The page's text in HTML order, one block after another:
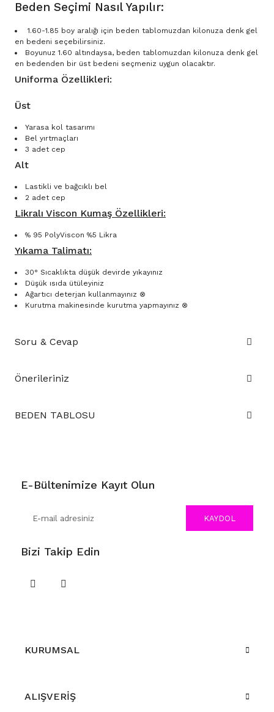
Beden Seçimi Nasıl Yapılır:
1.60-1.85 boy aralığı için beden tablomuzdan kilonuza denk gel
en bedeni seçebilirsiniz.
Boyunuz 1.60 altındaysa, beden tablomuzdan kilonuza denk gel
en bedenden bir üst bedeni seçmeniz uygun olacaktır.
Uniforma Özellikleri:
Üst
Yarasa kol tasarımı
Bel yırtmaçları
3 adet cep
Alt
Lastikli ve bağcıklı bel
2 adet cep
Likralı Viscon Kumaş Özellikleri:
% 95 PolyViscon %5 Likra
Yıkama Talimatı:
30° Sıcaklıkta düşük devirde yıkayınız
Düşük ısıda ütüleyiniz
Ağartıcı deterjan kullanmayınız ⊗
Kurutma makinesinde kurutma yapmayınız ⊗
Soru & Cevap
Önerileriniz
BEDEN TABLOSU
E-Bültenimize Kayıt Olun
KAYDOL
Bizi Takip Edin
KURUMSAL
ALIŞVERİŞ